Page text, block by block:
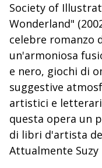
Society of
Wonderland"
celebre romanzo
un'armoniosa
e nero, giochi di
suggestive
artistici e
questa opera un
di libri d'artista
Attualmente Suzy